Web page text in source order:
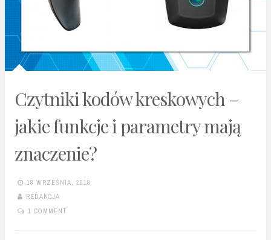
Czytniki kodów kreskowych –
jakie funkcje i parametry mają
znaczenie?
18 WRZEŚNIA, 2018
REDAKCJA
1 COMMENT